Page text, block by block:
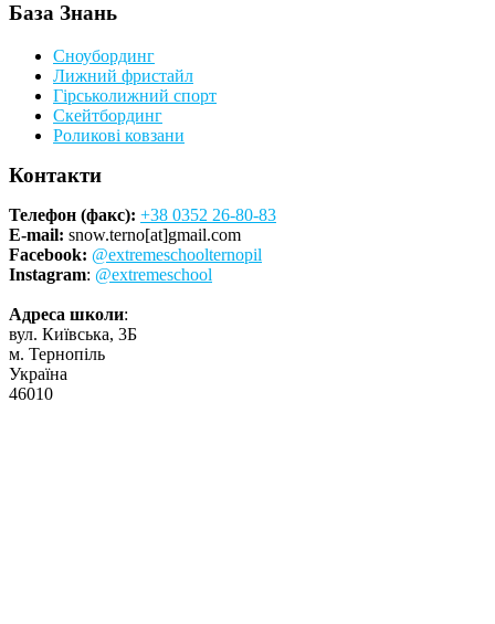
База Знань
Сноубординг
Лижний фристайл
Гірськолижний спорт
Скейтбординг
Роликові ковзани
Контакти
Телефон (факс): +38 0352 26-80-83
E-mail: snow.terno[at]gmail.com
Facebook: @extremeschoolternopil
Instagram: @extremeschool
Адреса школи:
вул. Київська, 3Б
м. Тернопіль
Україна
46010